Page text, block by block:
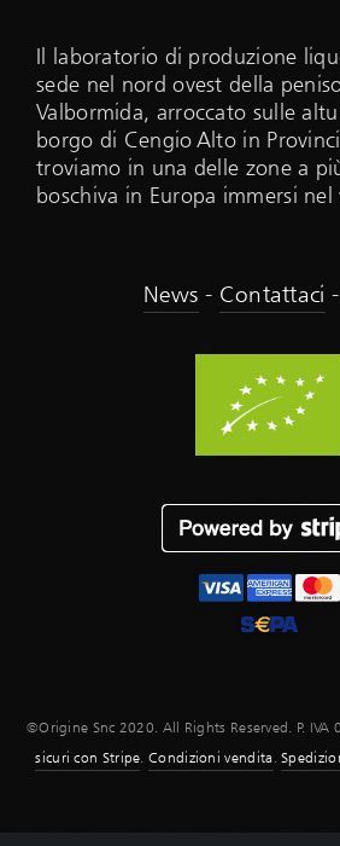
Il laboratorio di produzione
sede nel nord ovest della
Valbormida, arroccato sulle
borgo di Cengio Alto in
troviamo in una delle zone a
boschiva in Europa immersi
News - Contattaci
©Origine Snc 2020. All Rights Reserved. P.
sicuri con Stripe.Condizioni vendita.